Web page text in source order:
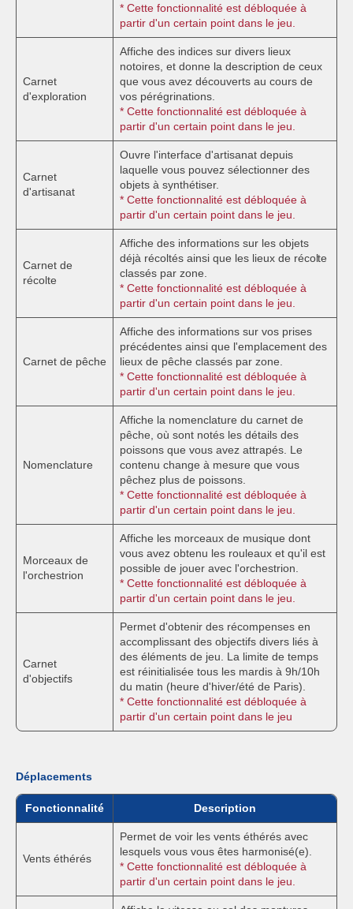
* Cette fonctionnalité est débloquée à
partir d'un certain point dans le jeu.
Carnet
d'exploration
Affiche des indices sur divers lieux
notoires, et donne la description de ceux
que vous avez découverts au cours de
vos pérégrinations.
* Cette fonctionnalité est débloquée à
partir d'un certain point dans le jeu.
Carnet
d'artisanat
Ouvre l'interface d'artisanat depuis
laquelle vous pouvez sélectionner des
objets à synthétiser.
* Cette fonctionnalité est débloquée à
partir d'un certain point dans le jeu.
Carnet de
récolte
Affiche des informations sur les objets
déjà récoltés ainsi que les lieux de récolte
classés par zone.
* Cette fonctionnalité est débloquée à
partir d'un certain point dans le jeu.
Carnet de pêche
Affiche des informations sur vos prises
précédentes ainsi que l'emplacement des
lieux de pêche classés par zone.
* Cette fonctionnalité est débloquée à
partir d'un certain point dans le jeu.
Nomenclature
Affiche la nomenclature du carnet de
pêche, où sont notés les détails des
poissons que vous avez attrapés. Le
contenu change à mesure que vous
pêchez plus de poissons.
* Cette fonctionnalité est débloquée à
partir d'un certain point dans le jeu.
Morceaux de
l'orchestrion
Affiche les morceaux de musique dont
vous avez obtenu les rouleaux et qu'il est
possible de jouer avec l'orchestrion.
* Cette fonctionnalité est débloquée à
partir d'un certain point dans le jeu.
Carnet
d'objectifs
Permet d'obtenir des récompenses en
accomplissant des objectifs divers liés à
des éléments de jeu. La limite de temps
est réinitialisée tous les mardis à 9h/10h
du matin (heure d'hiver/été de Paris).
* Cette fonctionnalité est débloquée à
partir d'un certain point dans le jeu
Déplacements
Fonctionnalité Description
Vents éthérés
Permet de voir les vents éthérés avec
lesquels vous vous êtes harmonisé(e).
* Cette fonctionnalité est débloquée à
partir d'un certain point dans le jeu.